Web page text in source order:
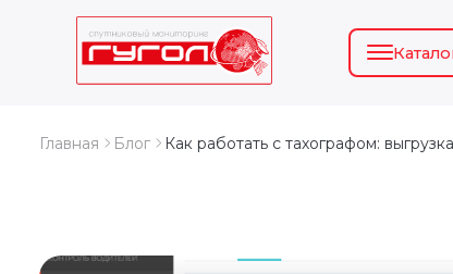
Главная Блог Как работать с тахографом: